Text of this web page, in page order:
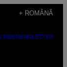
+ ROMÂNĂ
NEWSLETTER